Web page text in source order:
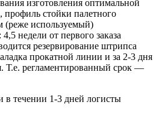
изготовления оптимальной
стойки палетного
(реже используемый)
недели от первого заказа
резервирование штрипса
прокатной линии и за 2-3 дня
Т.е. регламентированный срок —
в течении 1-3 дней логисты